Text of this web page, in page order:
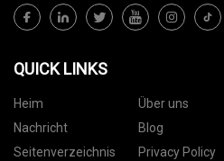
QUICK LINKS
Heim Über uns
Nachricht
Blog
Seitenverzeichnis
Privacy Policy